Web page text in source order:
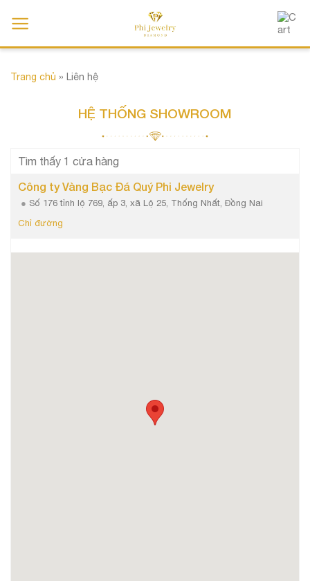
đến
Trang chủ » Liên hệ
HỆ THỐNG SHOWROOM
Tìm thấy 1 cửa hàng
Công ty Vàng Bạc Đá Quý Phi Jewelry
Số 176 tỉnh lộ 769, ấp 3, xã Lộ 25, Thống Nhất, Đồng Nai
Chỉ đường